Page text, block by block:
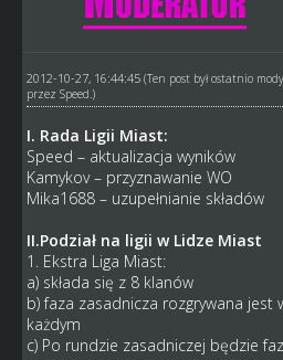
2012-10-27, 16:44:45 (Ten post był ostatnio
przez Speed.)
I. Rada Ligii Miast:
Speed – aktualizacja wyników
Kamykov – przyznawanie WO
Mika1688 – uzupełnianie składów
II.Podział na ligii w Lidze Miast
1. Ekstra Liga Miast:
a) składa się z 8 klanów
b) faza zasadnicza rozgrywana jest
każdym
c) Po rundzie zasadniczej będzie